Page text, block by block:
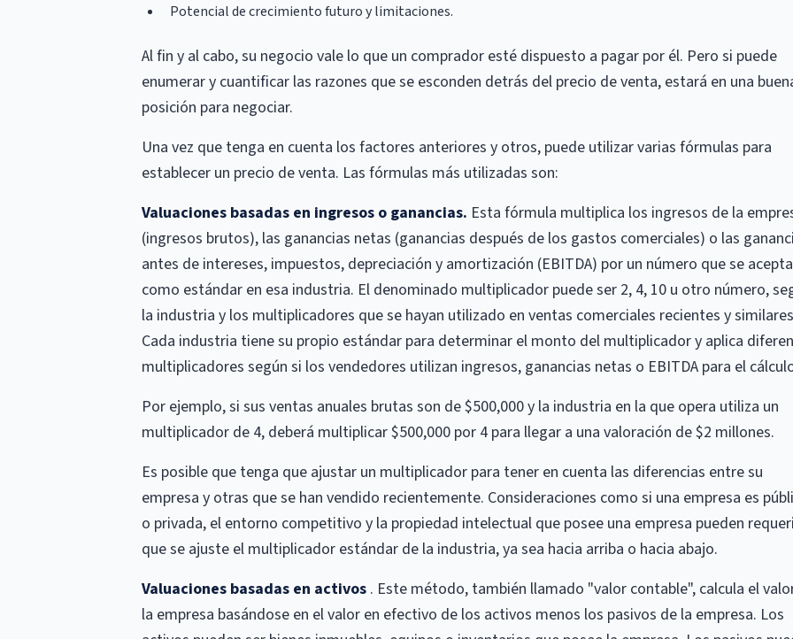
Potencial de crecimiento futuro y limitaciones.
Al fin y al cabo, su negocio vale lo que un comprador esté dispuesto a pagar por él. Pero si puede
enumerar y cuantificar las razones que se esconden detrás del precio de venta, estará en una
posición para negociar.
Una vez que tenga en cuenta los factores anteriores y otros, puede utilizar varias fórmulas para
establecer un precio de venta. Las fórmulas más utilizadas son:
Valuaciones basadas en ingresos o ganancias. Esta fórmula multiplica los ingresos de la
(ingresos brutos), las ganancias netas (ganancias después de los gastos comerciales) o las
antes de intereses, impuestos, depreciación y amortización (EBITDA) por un número que se acepta
como estándar en esa industria. El denominado multiplicador puede ser 2, 4, 10 u otro número,
la industria y los multiplicadores que se hayan utilizado en ventas comerciales recientes y
Cada industria tiene su propio estándar para determinar el monto del multiplicador y aplica
multiplicadores según si los vendedores utilizan ingresos, ganancias netas o EBITDA para el
Por ejemplo, si sus ventas anuales brutas son de $500,000 y la industria en la que opera utiliza un
multiplicador de 4, deberá multiplicar $500,000 por 4 para llegar a una valoración de $2 millones.
Es posible que tenga que ajustar un multiplicador para tener en cuenta las diferencias entre su
empresa y otras que se han vendido recientemente. Consideraciones como si una empresa es
o privada, el entorno competitivo y la propiedad intelectual que posee una empresa pueden
que se ajuste el multiplicador estándar de la industria, ya sea hacia arriba o hacia abajo.
Valuaciones basadas en activos . Este método, también llamado "valor contable", calcula el
la empresa basándose en el valor en efectivo de los activos menos los pasivos de la empresa. Los